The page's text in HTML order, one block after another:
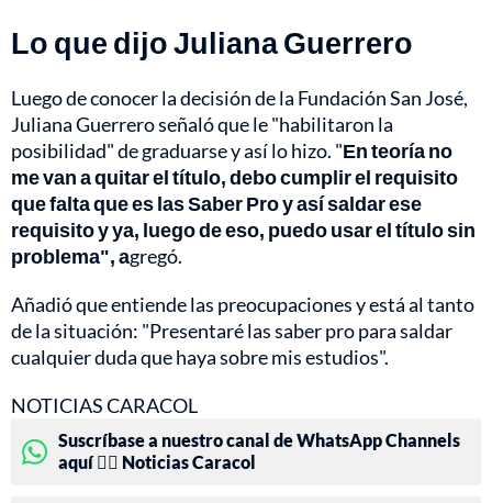
Lo que dijo Juliana Guerrero
Luego de conocer la decisión de la Fundación San José,
Juliana Guerrero señaló que le "habilitaron la
posibilidad" de graduarse y así lo hizo. "En teoría no
me van a quitar el título, debo cumplir el requisito
que falta que es las Saber Pro y así saldar ese
requisito y ya, luego de eso, puedo usar el título sin
problema", agregó.
Añadió que entiende las preocupaciones y está al tanto
de la situación: "Presentaré las saber pro para saldar
cualquier duda que haya sobre mis estudios".
NOTICIAS CARACOL
Suscríbase a nuestro canal de WhatsApp Channels
aquí 👉🏻 Noticias Caracol